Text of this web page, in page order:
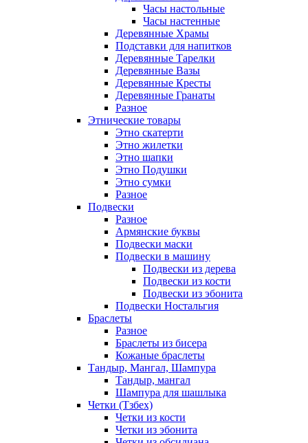
Часы настольные
Часы настенные
Деревянные Храмы
Подставки для напитков
Деревянные Тарелки
Деревянные Вазы
Деревянные Кресты
Деревянные Гранаты
Разное
Этнические товары
Этно скатерти
Этно жилетки
Этно шапки
Этно Подушки
Этно сумки
Разное
Подвески
Разное
Армянские буквы
Подвески маски
Подвески в машину
Подвески из дерева
Подвески из кости
Подвески из эбонита
Подвески Ностальгия
Браслеты
Разное
Браслеты из бисера
Кожаные браслеты
Тандыр, Мангал, Шампура
Тандыр, мангал
Шампура для шашлыка
Четки (Тзбех)
Четки из кости
Четки из эбонита